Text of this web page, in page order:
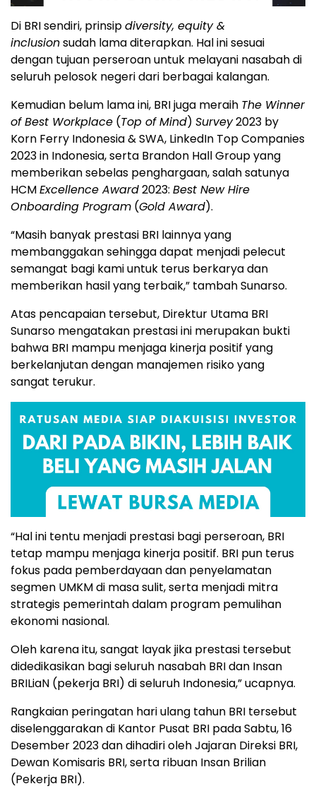
Di BRI sendiri, prinsipdiversity, equity &
inclusionsudah lama diterapkan. Hal ini sesuai
dengan tujuan perseroan untuk melayani nasabah di
seluruh pelosok negeri dari berbagai kalangan.
Kemudian belum lama ini, BRI juga meraih The Winner
of Best Workplace (Top of Mind) Survey2023 by
Korn Ferry Indonesia & SWA, LinkedIn Top Companies
2023 in Indonesia, serta Brandon Hall Group yang
memberikan sebelas penghargaan, salah satunya
HCMExcellence Award2023: Best New Hire
Onboarding Program (Gold Award).
“Masih banyak prestasi BRI lainnya yang
membanggakan sehingga dapat menjadi pelecut
semangat bagi kami untuk terus berkarya dan
memberikan hasil yang terbaik,” tambah Sunarso.
Atas pencapaian tersebut, Direktur Utama BRI
Sunarso mengatakan prestasi ini merupakan bukti
bahwa BRI mampu menjaga kinerja positif yang
berkelanjutan dengan manajemen risiko yang
sangat terukur.
“Hal ini tentu menjadi prestasi bagi perseroan, BRI
tetap mampu menjaga kinerja positif. BRI pun terus
fokus pada pemberdayaan dan penyelamatan
segmen UMKM di masa sulit, serta menjadi mitra
strategis pemerintah dalam program pemulihan
ekonomi nasional.
Oleh karena itu, sangat layak jika prestasi tersebut
didedikasikan bagi seluruh nasabah BRI dan Insan
BRILiaN (pekerja BRI) di seluruh Indonesia,” ucapnya.
Rangkaian peringatan hari ulang tahun BRI tersebut
diselenggarakan di Kantor Pusat BRI pada Sabtu, 16
Desember 2023 dan dihadiri oleh Jajaran Direksi BRI,
Dewan Komisaris BRI, serta ribuan Insan Brilian
(Pekerja BRI).